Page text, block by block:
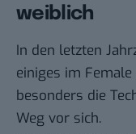
weiblich
In den letzten
einiges im
besonders die
Weg vor sich.